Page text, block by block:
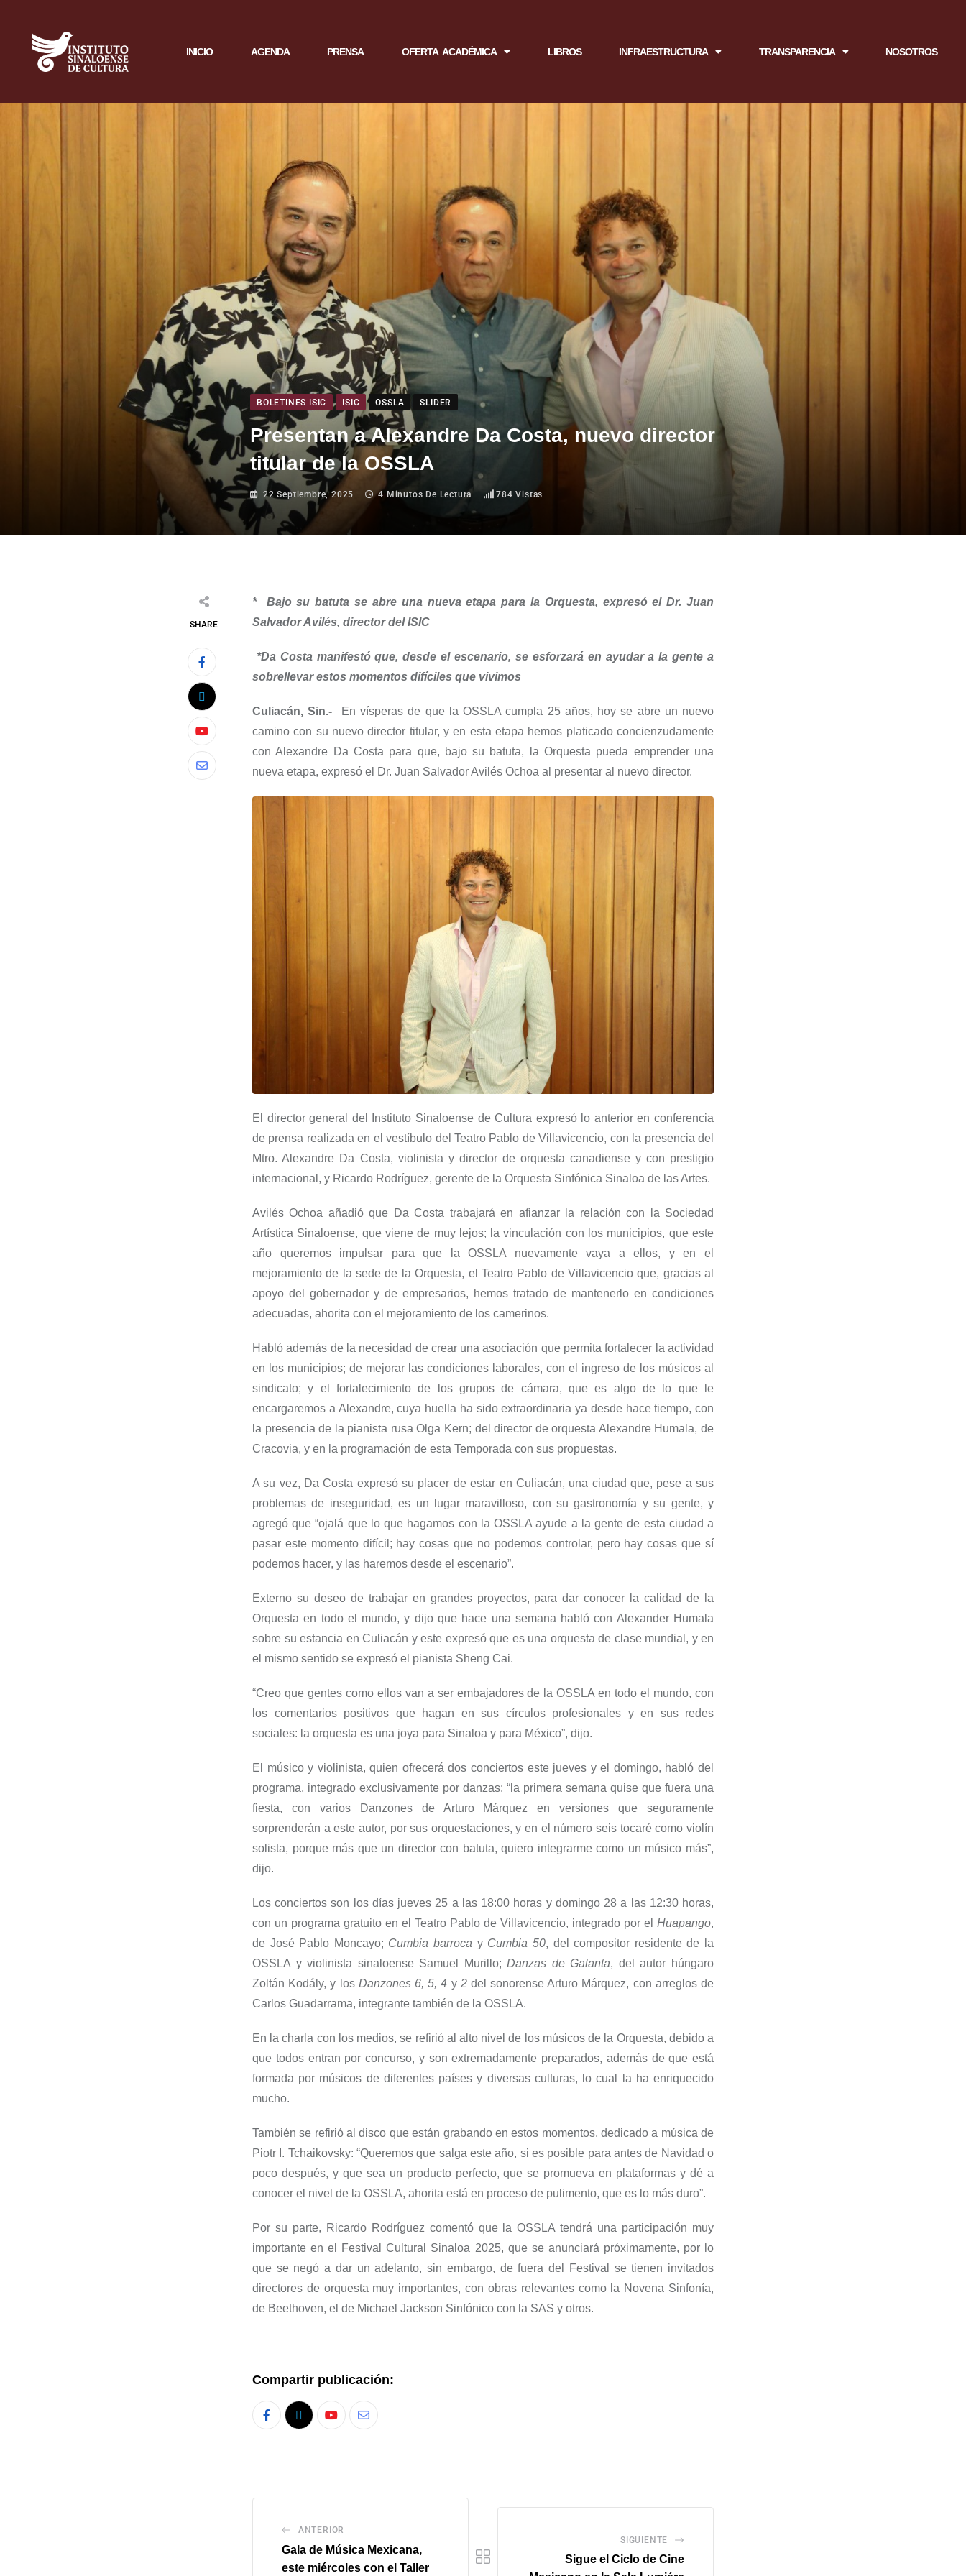
INICIO AGENDA PRENSA OFERTA ACADÉMICA LIBROS INFRAESTRUCTURA TRANSPARENCIA NOSOTROS
BOLETINES ISIC ISIC OSSLA SLIDER
Presentan a Alexandre Da Costa, nuevo director
titular de la OSSLA
22 Septiembre, 2025 4 Minutos De Lectura 784 Vistas
SHARE
* Bajo su batuta se abre una nueva etapa para la Orquesta, expresó el Dr. Juan
Salvador Avilés, director del ISIC
*Da Costa manifestó que, desde el escenario, se esforzará en ayudar a la gente a
sobrellevar estos momentos difíciles que vivimos
Culiacán, Sin.- En vísperas de que la OSSLA cumpla 25 años, hoy se abre un nuevo
camino con su nuevo director titular, y en esta etapa hemos platicado concienzudamente
con Alexandre Da Costa para que, bajo su batuta, la Orquesta pueda emprender una
nueva etapa, expresó el Dr. Juan Salvador Avilés Ochoa al presentar al nuevo director.
El director general del Instituto Sinaloense de Cultura expresó lo anterior en conferencia
de prensa realizada en el vestíbulo del Teatro Pablo de Villavicencio, con la presencia del
Mtro. Alexandre Da Costa, violinista y director de orquesta canadiense y con prestigio
internacional, y Ricardo Rodríguez, gerente de la Orquesta Sinfónica Sinaloa de las Artes.
Avilés Ochoa añadió que Da Costa trabajará en afianzar la relación con la Sociedad
Artística Sinaloense, que viene de muy lejos; la vinculación con los municipios, que este
año queremos impulsar para que la OSSLA nuevamente vaya a ellos, y en el
mejoramiento de la sede de la Orquesta, el Teatro Pablo de Villavicencio que, gracias al
apoyo del gobernador y de empresarios, hemos tratado de mantenerlo en condiciones
adecuadas, ahorita con el mejoramiento de los camerinos.
Habló además de la necesidad de crear una asociación que permita fortalecer la actividad
en los municipios; de mejorar las condiciones laborales, con el ingreso de los músicos al
sindicato; y el fortalecimiento de los grupos de cámara, que es algo de lo que le
encargaremos a Alexandre, cuya huella ha sido extraordinaria ya desde hace tiempo, con
la presencia de la pianista rusa Olga Kern; del director de orquesta Alexandre Humala, de
Cracovia, y en la programación de esta Temporada con sus propuestas.
A su vez, Da Costa expresó su placer de estar en Culiacán, una ciudad que, pese a sus
problemas de inseguridad, es un lugar maravilloso, con su gastronomía y su gente, y
agregó que “ojalá que lo que hagamos con la OSSLA ayude a la gente de esta ciudad a
pasar este momento difícil; hay cosas que no podemos controlar, pero hay cosas que sí
podemos hacer, y las haremos desde el escenario”.
Externo su deseo de trabajar en grandes proyectos, para dar conocer la calidad de la
Orquesta en todo el mundo, y dijo que hace una semana habló con Alexander Humala
sobre su estancia en Culiacán y este expresó que es una orquesta de clase mundial, y en
el mismo sentido se expresó el pianista Sheng Cai.
“Creo que gentes como ellos van a ser embajadores de la OSSLA en todo el mundo, con
los comentarios positivos que hagan en sus círculos profesionales y en sus redes
sociales: la orquesta es una joya para Sinaloa y para México”, dijo.
El músico y violinista, quien ofrecerá dos conciertos este jueves y el domingo, habló del
programa, integrado exclusivamente por danzas: “la primera semana quise que fuera una
fiesta, con varios Danzones de Arturo Márquez en versiones que seguramente
sorprenderán a este autor, por sus orquestaciones, y en el número seis tocaré como violín
solista, porque más que un director con batuta, quiero integrarme como un músico más”,
dijo.
Los conciertos son los días jueves 25 a las 18:00 horas y domingo 28 a las 12:30 horas,
con un programa gratuito en el Teatro Pablo de Villavicencio, integrado por el Huapango,
de José Pablo Moncayo; Cumbia barroca y Cumbia 50, del compositor residente de la
OSSLA y violinista sinaloense Samuel Murillo;Danzas de Galanta, del autor húngaro
Zoltán Kodály, y los Danzones 6, 5, 4 y 2del sonorense Arturo Márquez, con arreglos de
Carlos Guadarrama, integrante también de la OSSLA.
En la charla con los medios, se refirió al alto nivel de los músicos de la Orquesta, debido a
que todos entran por concurso, y son extremadamente preparados, además de que está
formada por músicos de diferentes países y diversas culturas, lo cual la ha enriquecido
mucho.
También se refirió al disco que están grabando en estos momentos, dedicado a música de
Piotr I. Tchaikovsky: “Queremos que salga este año, si es posible para antes de Navidad o
poco después, y que sea un producto perfecto, que se promueva en plataformas y dé a
conocer el nivel de la OSSLA, ahorita está en proceso de pulimento, que es lo más duro”.
Por su parte, Ricardo Rodríguez comentó que la OSSLA tendrá una participación muy
importante en el Festival Cultural Sinaloa 2025, que se anunciará próximamente, por lo
que se negó a dar un adelanto, sin embargo, de fuera del Festival se tienen invitados
directores de orquesta muy importantes, con obras relevantes como la Novena Sinfonía,
de Beethoven, el de Michael Jackson Sinfónico con la SAS y otros.
Compartir publicación:
ANTERIOR
Gala de Música Mexicana,
este miércoles con el Taller
SIGUIENTE
Sigue el Ciclo de Cine